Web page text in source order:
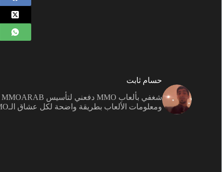
حسام ثابت
ومعلومات الألعاب بطريقة واضحة لكل عشاق الـMMO.